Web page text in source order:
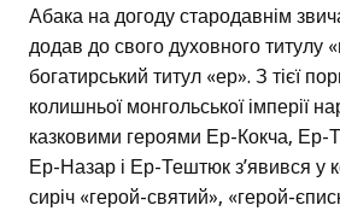
Абака на догоду стародавнім
додав до свого духовного титулу
богатирський титул «ер». З тієї
колишньої монгольської імперії
казковими героями Ер-Кокча, Ер-
Ер-Назар і Ер-Тештюк з’явився у
сиріч «герой-святий», «герой-